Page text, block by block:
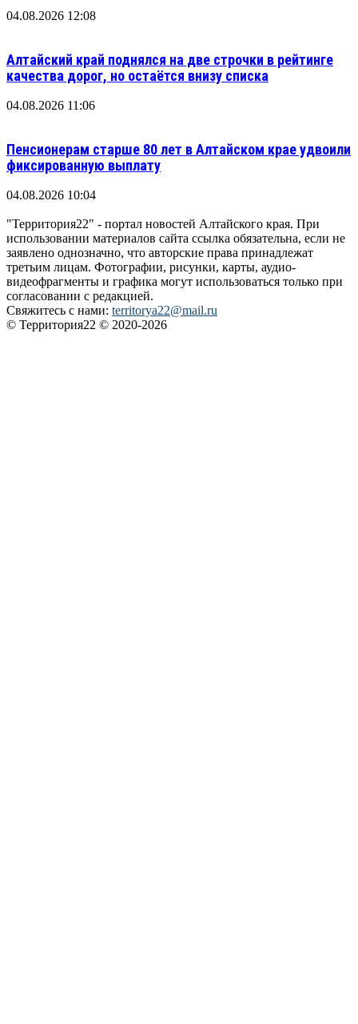
04.08.2026 12:08
Алтайский край поднялся на две строчки в рейтинге
качества дорог, но остаётся внизу списка
04.08.2026 11:06
Пенсионерам старше 80 лет в Алтайском крае удвоили
фиксированную выплату
04.08.2026 10:04
"Территория22" - портал новостей Алтайского края. При
использовании материалов сайта ссылка обязательна, если не
заявлено однозначно, что авторские права принадлежат
третьим лицам. Фотографии, рисунки, карты, аудио-
видеофрагменты и графика могут использоваться только при
согласовании с редакцией.
Свяжитесь с нами: territorya22@mail.ru
© Территория22 © 2020-2026